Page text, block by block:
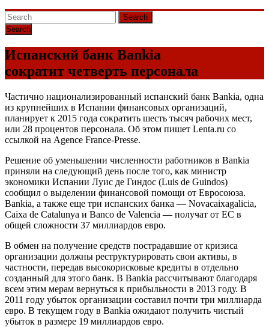
Search
Испанский банк Bankia
сократит четверть персонала
Частично национализированный испанский банк Bankia, одна
из крупнейших в Испании финансовых организаций,
планирует к 2015 года сократить шесть тысяч рабочих мест,
или 28 процентов персонала. Об этом пишет Lenta.ru со
ссылкой на Agence France-Presse.
Решение об уменьшении численности работников в Bankia
приняли на следующий день после того, как министр
экономики Испании Луис де Гиндос (Luis de Guindos)
сообщил о выделении финансовой помощи от Евросоюза.
Bankia, а также еще три испанских банка — Novacaixagalicia,
Caixa de Catalunya и Banco de Valencia — получат от ЕС в
общей сложности 37 миллиардов евро.
В обмен на получение средств пострадавшие от кризиса
организации должны реструктурировать свои активы, в
частности, передав высокорисковые кредиты в отдельно
созданный для этого банк. В Bankia рассчитывают благодаря
всем этим мерам вернуться к прибыльности в 2013 году. В
2011 году убыток организации составил почти три миллиарда
евро. В текущем году в Bankia ожидают получить чистый
убыток в размере 19 миллиардов евро.